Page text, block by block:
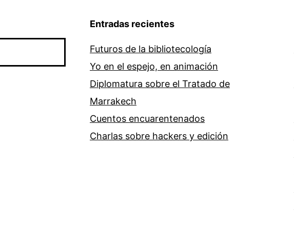
Entradas recientes
Futuros de la bibliotecología
Yo en el espejo, en animación
Diplomatura sobre el Tratado de
Marrakech
Cuentos encuarentenados
Charlas sobre hackers y edición